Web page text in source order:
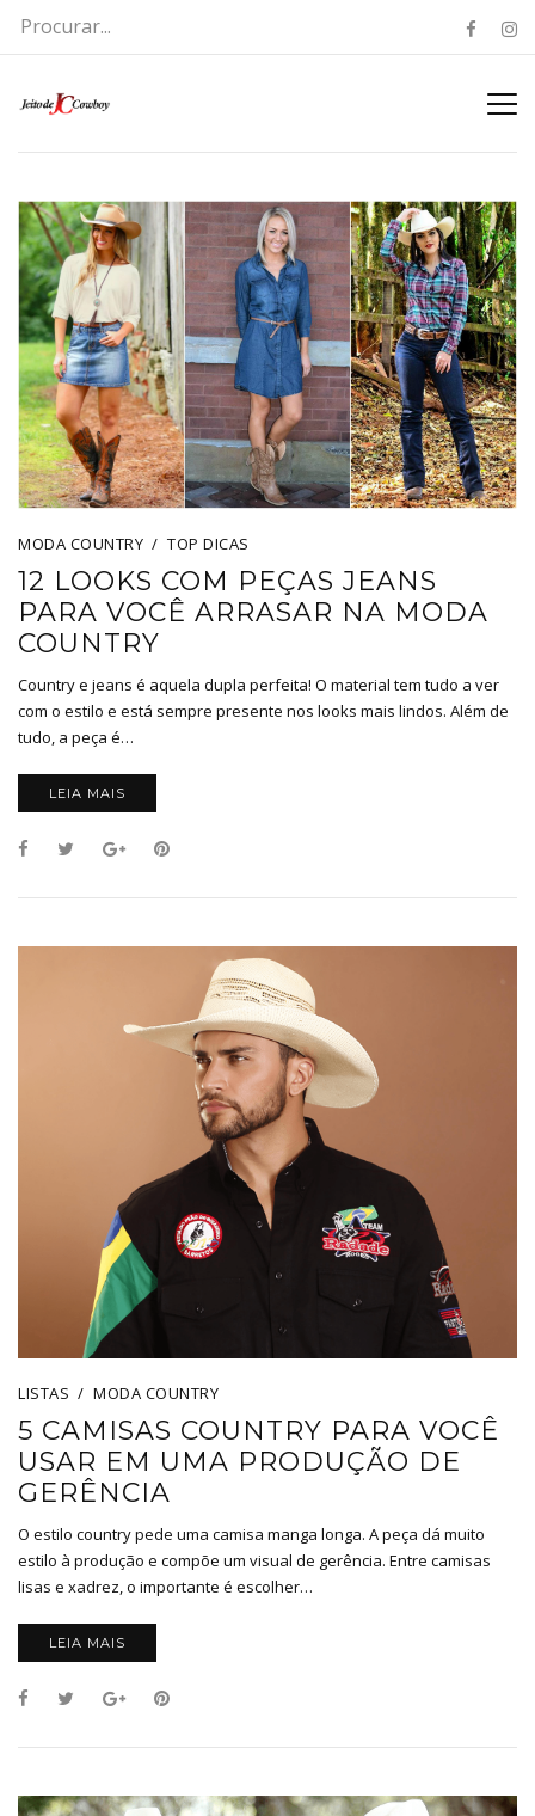
MODA COUNTRY TOP DICAS
12 LOOKS COM PEÇAS JEANS
PARA VOCÊ ARRASAR NA MODA
COUNTRY
Country e jeans é aquela dupla perfeita! O material tem tudo a ver
com o estilo e está sempre presente nos looks mais lindos. Além de
tudo, a peça é…
LEIA MAIS
LISTAS MODA COUNTRY
5 CAMISAS COUNTRY PARA VOCÊ
USAR EM UMA PRODUÇÃO DE
GERÊNCIA
O estilo country pede uma camisa manga longa. A peça dá muito
estilo à produção e compõe um visual de gerência. Entre camisas
lisas e xadrez, o importante é escolher…
LEIA MAIS